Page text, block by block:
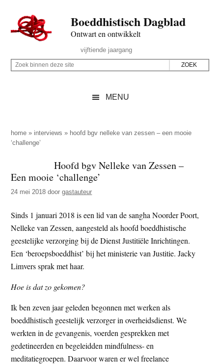
naar
de
inhoud
secondary
naar
de
sidebar
naar
de
Boeddhistisch Dagblad
Ontwart en ontwikkelt
Rechts
vijftiende jaargang
Z
p
d
z
e
i
t
e
Z
i
n
n
d
z
e
s
i
t
e
MENU
home » interviews » hoofd bgv nelleke van zessen – een mooie
‘challenge’
Hoofd bgv Nelleke van Zessen –
Een mooie ‘challenge’
24 mei 2018 doorgastauteur
Sinds 1 januari 2018 is een lid van de sangha Noorder Poort,
Nelleke van Zessen, aangesteld als hoofd boeddhistische
geestelijke verzorging bij de Dienst Justitiële Inrichtingen.
Een ‘beroepsboeddhist’ bij het ministerie van Justitie. Jacky
Limvers sprak met haar.
Hoe is dat zo gekomen?
Ik ben zeven jaar geleden begonnen met werken als
boeddhistisch geestelijk verzorger in overheidsdienst. We
werkten in de gevangenis, voerden gesprekken met
gedetineerden en begeleidden mindfulness- en
meditatiegroepen. Daarvoor waren er wel freelance